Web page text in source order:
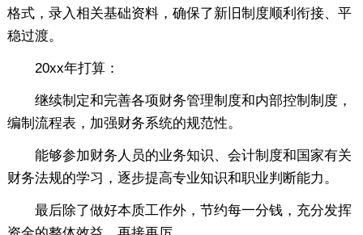
格式，录入相关基础资料，确保了新旧制度顺利衔接、平
稳过渡。
20xx年打算：
继续制定和完善各项财务管理制度和内部控制制度，
编制流程表，加强财务系统的规范性。
能够参加财务人员的业务知识、会计制度和国家有关
财务法规的学习，逐步提高专业知识和职业判断能力。
最后除了做好本质工作外，节约每一分钱，充分发挥